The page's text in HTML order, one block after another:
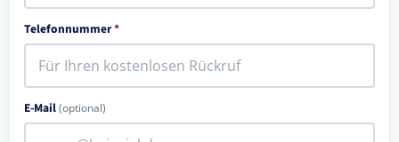
Telefonnummer*
E-Mail(optional)